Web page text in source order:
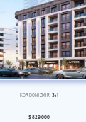
KORDON İZMIR 3+1
$829,000